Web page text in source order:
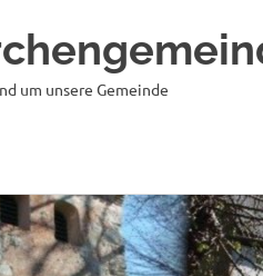
um unsere Gemeinde